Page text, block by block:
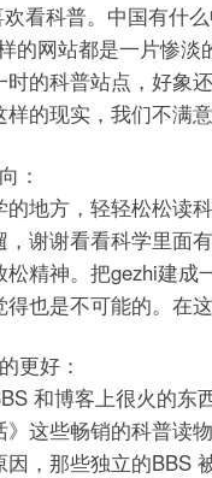
看科普。中国有什
的网站都是一片惨淡
的科普站点，好象还
的现实，我们不满意
：
地方，轻轻松松读
，谢谢看看科学里面
精神。把gezhi建成
也是不可能的。在
更好：
和博客上很火的东
》这些畅销的科普读
，那些独立的BBS